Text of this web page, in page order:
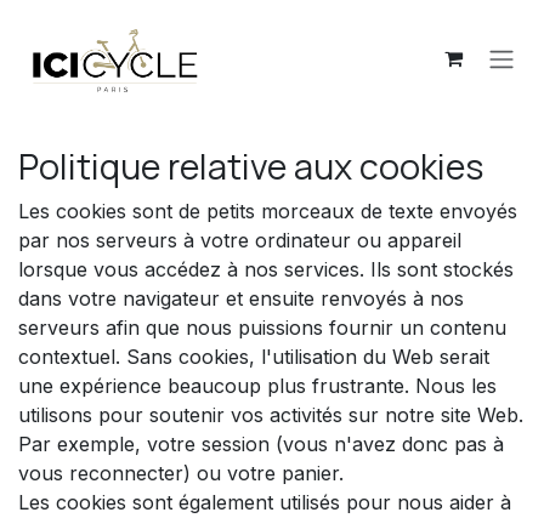
Politique relative aux cookies
Les cookies sont de petits morceaux de texte envoyés
par nos serveurs à votre ordinateur ou appareil
lorsque vous accédez à nos services. Ils sont stockés
dans votre navigateur et ensuite renvoyés à nos
serveurs afin que nous puissions fournir un contenu
contextuel. Sans cookies, l'utilisation du Web serait
une expérience beaucoup plus frustrante. Nous les
utilisons pour soutenir vos activités sur notre site Web.
Par exemple, votre session (vous n'avez donc pas à
vous reconnecter) ou votre panier.
Les cookies sont également utilisés pour nous aider à